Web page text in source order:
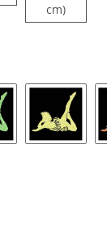
x 11,0 cm)
cm)Größe